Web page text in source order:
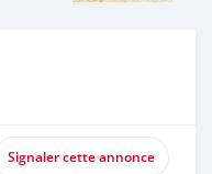
Signaler cette annonce